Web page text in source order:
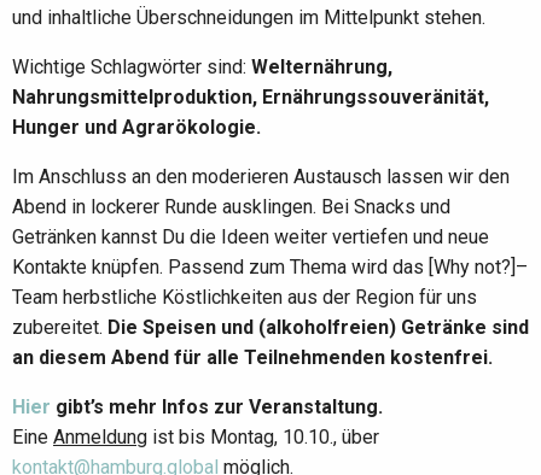
und inhaltliche Überschneidungen im Mittelpunkt stehen.
Wichtige Schlagwörter sind: Welternährung,
Nahrungsmittelproduktion, Ernährungssouveränität,
Hunger und Agrarökologie.
Im Anschluss an den moderieren Austausch lassen wir den
Abend in lockerer Runde ausklingen. Bei Snacks und
Getränken kannst Du die Ideen weiter vertiefen und neue
Kontakte knüpfen. Passend zum Thema wird das [Why not?]–
Team herbstliche Köstlichkeiten aus der Region für uns
zubereitet. Die Speisen und (alkoholfreien) Getränke sind
an diesem Abend für alle Teilnehmenden kostenfrei.
Hier gibt’s mehr Infos zur Veranstaltung.
Eine Anmeldung ist bis Montag, 10.10., über
kontakt@hamburg.global möglich.